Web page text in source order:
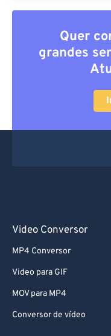
Quer
grandes
Video Conversor
MP4 Conversor
Video para GIF
MOV para MP4
Conversor de vídeo